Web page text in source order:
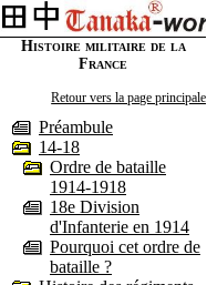
Histoire militaire de la
France
Retour vers la page principale
Préambule
14-18
Ordre de bataille
1914-1918
18e Division
d'Infanterie en 1914
Pourquoi cet ordre de
bataille ?